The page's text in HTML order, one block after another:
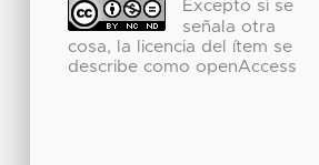
Excepto si se
señala otra
cosa, la licencia del ítem se
describe como openAccess